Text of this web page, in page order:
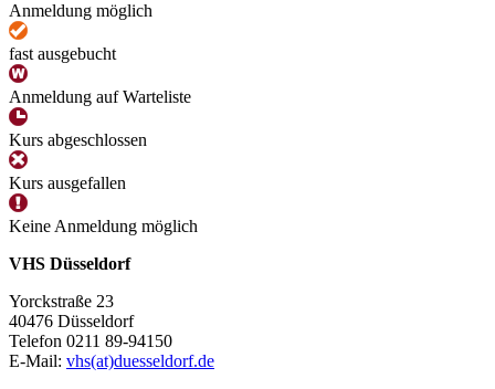
Anmeldung möglich
fast ausgebucht
Anmeldung auf Warteliste
Kurs abgeschlossen
Kurs ausgefallen
Keine Anmeldung möglich
VHS Düsseldorf
Yorckstraße 23
40476 Düsseldorf
Telefon 0211 89-94150
E-Mail: vhs(at)duesseldorf.de